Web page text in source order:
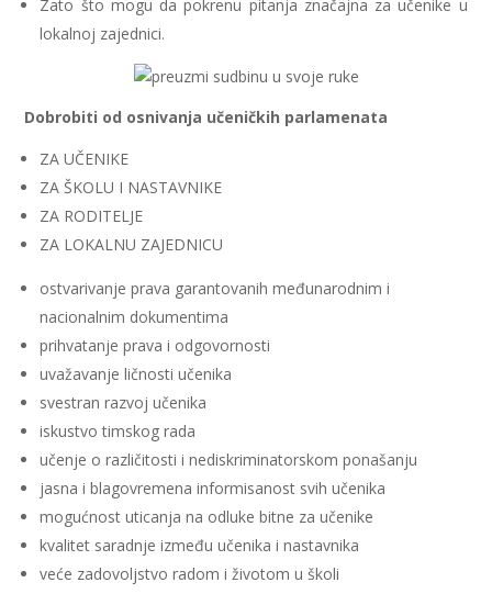
Zato što mogu da pokrenu pitanja značajna za učenike u
lokalnoj zajednici.
Dobrobiti od osnivanja učeničkih parlamenata
ZA UČENIKE
ZA ŠKOLU I NASTAVNIKE
ZA RODITELJE
ZA LOKALNU ZAJEDNICU
ostvarivanje prava garantovanih međunarodnim i
nacionalnim dokumentima
prihvatanje prava i odgovornosti
uvažavanje ličnosti učenika
svestran razvoj učenika
iskustvo timskog rada
učenje o različitosti i nediskriminatorskom ponašanju
jasna i blagovremena informisanost svih učenika
mogućnost uticanja na odluke bitne za učenike
kvalitet saradnje između učenika i nastavnika
veće zadovoljstvo radom i životom u školi